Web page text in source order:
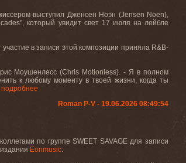
выступил Дженсен Ноэн (Jensen Noen),
который увидит свет 17 июля на лейбле
в записи этой композиции приняла R&B-
Моушенлесс (Chris Motionless). - Я в полном
к любому моменту в твоей жизни, когда ты
подробнее
Roman P-V - 19.06.2026 08:49:54
по группе SWEET SAVAGE для записи
Eonmusic.